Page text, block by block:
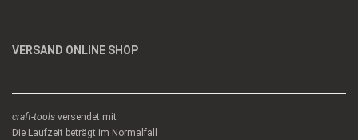
VERSAND ONLINE SHOP
craft-tools versendet mit
Die Laufzeit beträgt im Normalfall